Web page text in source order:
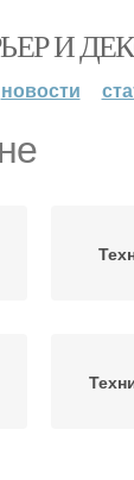
И
новости